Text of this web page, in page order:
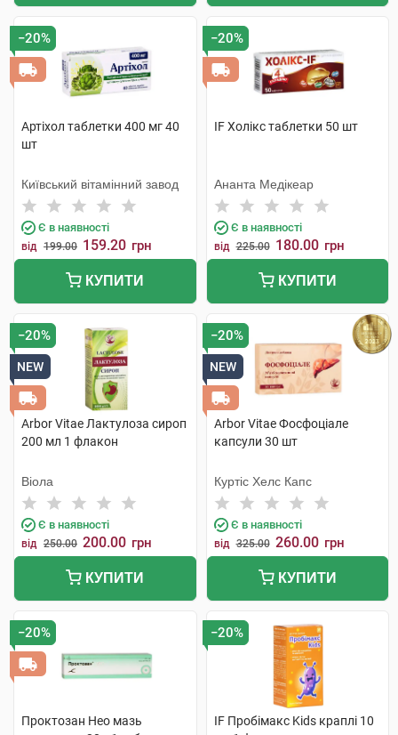
−20%
Артіхол таблетки 400 мг 40
шт
Київський вітамінний завод
Є в наявності
від 199.00 159.20 грн
КУПИТИ
−20%
IF Холікс таблетки 50 шт
Ананта Медікеар
Є в наявності
від 225.00 180.00 грн
КУПИТИ
−20%
NEW
Arbor Vitae Лактулоза сироп
200 мл 1 флакон
Віола
Є в наявності
від 250.00 200.00 грн
КУПИТИ
−20%
NEW
Arbor Vitae Фосфоціале
капсули 30 шт
Куртіс Хелс Капс
Є в наявності
від 325.00 260.00 грн
КУПИТИ
−20%
Проктозан Нео мазь
−20%
IF Пробімакс Kids краплі 10